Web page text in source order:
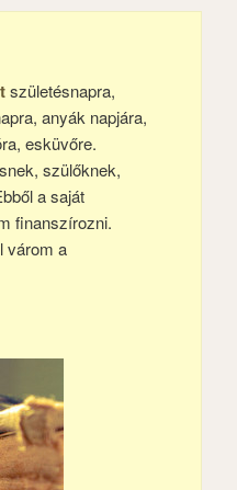
születésnapra,
anyák napjára,
esküvőre.
szülőknek,
a saját
finanszírozni.
várom a